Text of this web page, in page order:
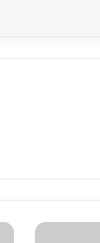
Governador